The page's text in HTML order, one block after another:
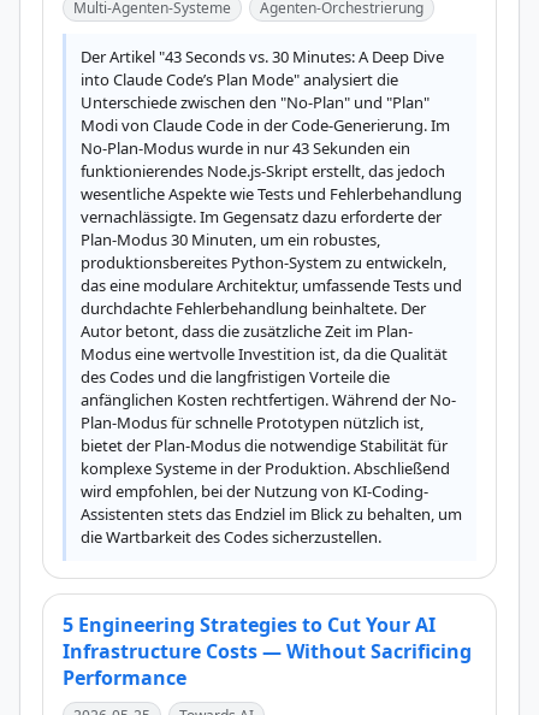
Multi-Agenten-Systeme
Agenten-Orchestrierung
Der Artikel "43 Seconds vs. 30 Minutes: A Deep Dive
into Claude Code’s Plan Mode" analysiert die
Unterschiede zwischen den "No-Plan" und "Plan"
Modi von Claude Code in der Code-Generierung. Im
No-Plan-Modus wurde in nur 43 Sekunden ein
funktionierendes Node.js-Skript erstellt, das jedoch
wesentliche Aspekte wie Tests und Fehlerbehandlung
vernachlässigte. Im Gegensatz dazu erforderte der
Plan-Modus 30 Minuten, um ein robustes,
produktionsbereites Python-System zu entwickeln,
das eine modulare Architektur, umfassende Tests und
durchdachte Fehlerbehandlung beinhaltete. Der
Autor betont, dass die zusätzliche Zeit im Plan-
Modus eine wertvolle Investition ist, da die Qualität
des Codes und die langfristigen Vorteile die
anfänglichen Kosten rechtfertigen. Während der No-
Plan-Modus für schnelle Prototypen nützlich ist,
bietet der Plan-Modus die notwendige Stabilität für
komplexe Systeme in der Produktion. Abschließend
wird empfohlen, bei der Nutzung von KI-Coding-
Assistenten stets das Endziel im Blick zu behalten, um
die Wartbarkeit des Codes sicherzustellen.
5 Engineering Strategies to Cut Your AI
Infrastructure Costs — Without Sacrificing
Performance